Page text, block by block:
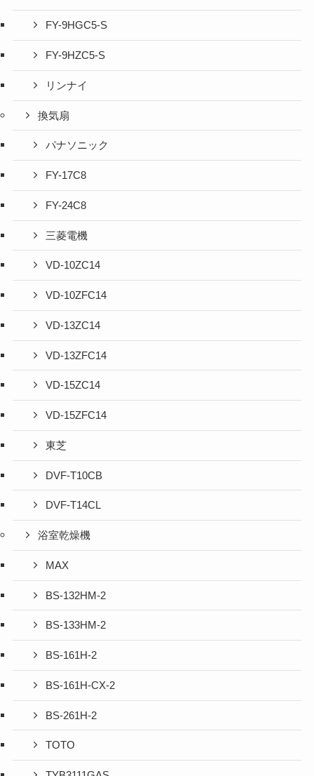
FY-9HGC5-S
FY-9HZC5-S
リンナイ
換気扇
パナソニック
FY-17C8
FY-24C8
三菱電機
VD-10ZC14
VD-10ZFC14
VD-13ZC14
VD-13ZFC14
VD-15ZC14
VD-15ZFC14
東芝
DVF-T10CB
DVF-T14CL
浴室乾燥機
MAX
BS-132HM-2
BS-133HM-2
BS-161H-2
BS-161H-CX-2
BS-261H-2
TOTO